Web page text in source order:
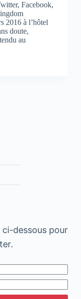
Facebook,
2016 à l’hôtel
doute,
au
ci-dessous pour